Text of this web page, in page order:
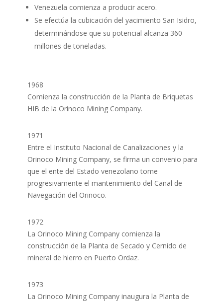
Venezuela comienza a producir acero.
Se efectúa la cubicación del yacimiento San Isidro,
determinándose que su potencial alcanza 360
millones de toneladas.
1968
Comienza la construcción de la Planta de Briquetas
HIB de la Orinoco Mining Company.
1971
Entre el Instituto Nacional de Canalizaciones y la
Orinoco Mining Company, se firma un convenio para
que el ente del Estado venezolano tome
progresivamente el mantenimiento del Canal de
Navegación del Orinoco.
1972
La Orinoco Mining Company comienza la
construcción de la Planta de Secado y Cernido de
mineral de hierro en Puerto Ordaz.
1973
La Orinoco Mining Company inaugura la Planta de